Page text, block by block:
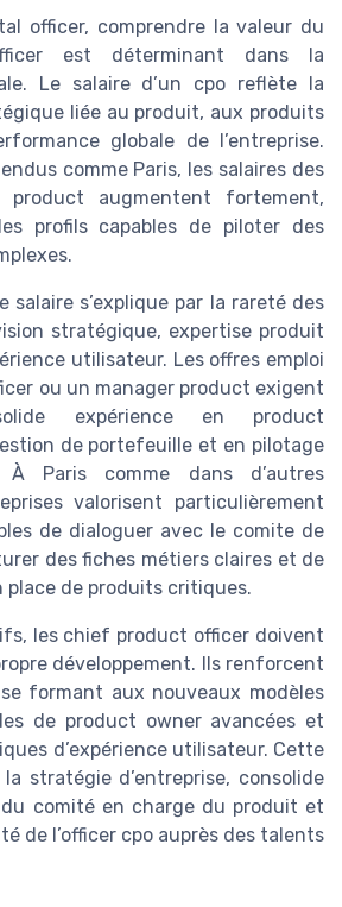
officer, comprendre la valeur du
est déterminant dans la
Le salaire d’un cpo reflète la
liée au produit, aux produits
globale de l’entreprise.
comme Paris, les salaires des
augmentent fortement,
profils capables de piloter des
salaire s’explique par la rareté des
stratégique, expertise produit
utilisateur. Les offres emploi
ou un manager product exigent
expérience en product
de portefeuille et en pilotage
À Paris comme dans d’autres
valorisent particulièrement
de dialoguer avec le comite de
des fiches métiers claires et de
place de produits critiques.
les chief product officer doivent
développement. Ils renforcent
formant aux nouveaux modèles
de product owner avancées et
d’expérience utilisateur. Cette
stratégie d’entreprise, consolide
comité en charge du produit et
de l’officer cpo auprès des talents